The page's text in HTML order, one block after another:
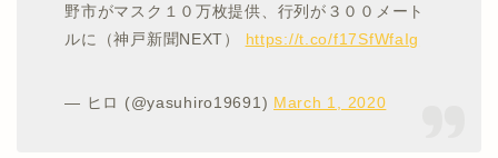
野市がマスク１０万枚提供、行列が３００メート
ルに（神戸新聞NEXT） https://t.co/f17SfWfaIg
— ヒロ (@yasuhiro19691) March 1, 2020